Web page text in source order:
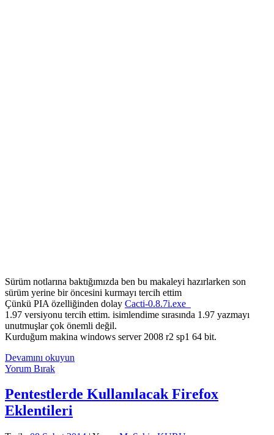
Sürüm notlarına baktığımızda ben bu makaleyi hazırlarken son
sürüm yerine bir öncesini kurmayı tercih ettim
Çünkü PIA özelliğinden dolay Cacti-0.8.7i.exe
1.97 versiyonu tercih ettim. isimlendime sırasında 1.97 yazmayı
unutmuşlar çok önemli değil.
Kurduğum makina windows server 2008 r2 sp1 64 bit.
Devamını okuyun
Cacti
kurulumu
Yorum Bırak
Pentestlerde Kullanılacak Firefox
Eklentileri